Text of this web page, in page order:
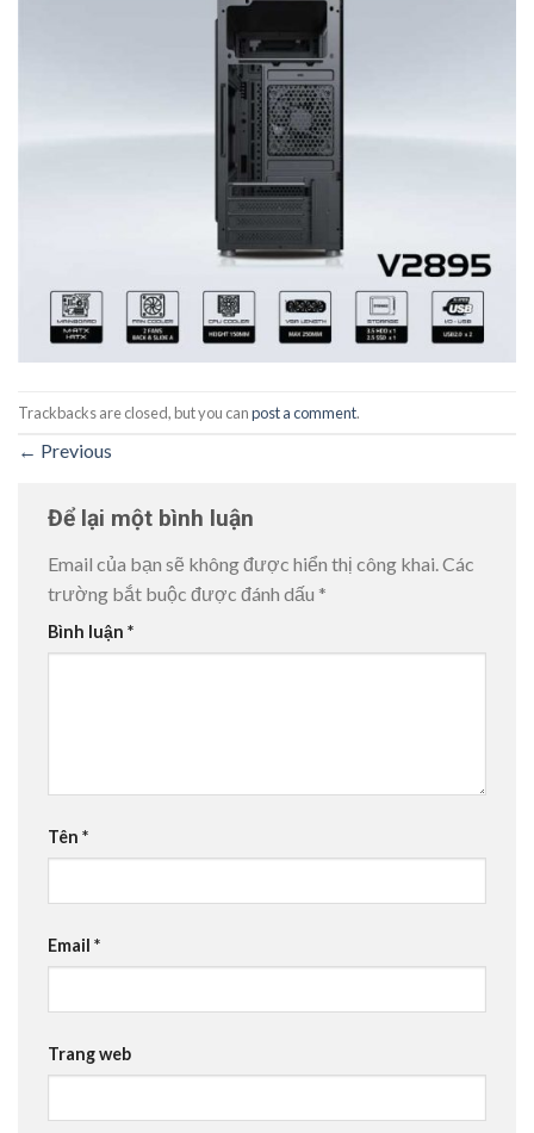
Trackbacks are closed, but you canpost a comment.
← Previous
Để lại một bình luận
Email của bạn sẽ không được hiển thị công khai.Các
trường bắt buộc được đánh dấu *
Bình luận *
Tên *
Email *
Trang web